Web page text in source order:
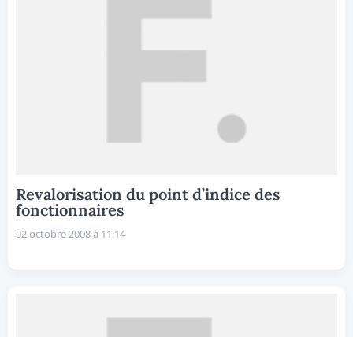
Revalorisation du point d’indice des
fonctionnaires
02 octobre 2008 à 11:14